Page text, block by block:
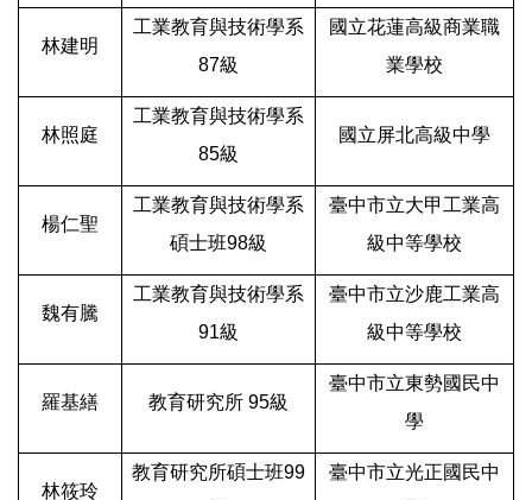
林建明
工業教育與技術學系
87級
國立花蓮高級商業職
業學校
林照庭
工業教育與技術學系
85級
國立屏北高級中學
楊仁聖
工業教育與技術學系
碩士班98級
臺中市立大甲工業高
級中等學校
魏有騰
工業教育與技術學系
91級
臺中市立沙鹿工業高
級中等學校
羅基繕 教育研究所 95級
臺中市立東勢國民中
學
林筱玲
教育研究所碩士班99
臺中市立光正國民中